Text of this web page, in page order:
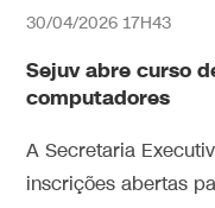
30/04/2026 17H43
Sejuv abre curso
computadores
A Secretaria
inscrições abertas